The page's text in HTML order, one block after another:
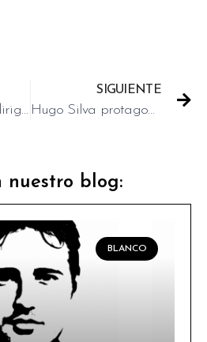
David Marqués dirige a Hugo Silva en el film ‘Dioses y perros’
SIGUIENTE
Hugo Silva protagoniza ‘Dioses y Perros’
nuestro blog:
BLANCO